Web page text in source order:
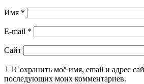
Имя *
E-mail *
Сайт
Сохранить моё имя, email и адрес
последующих моих комментариев.